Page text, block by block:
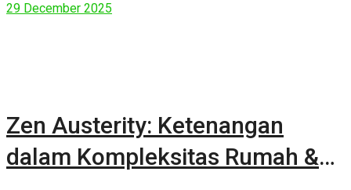
29 December 2025
Zen Austerity: Ketenangan
dalam Kompleksitas Rumah &